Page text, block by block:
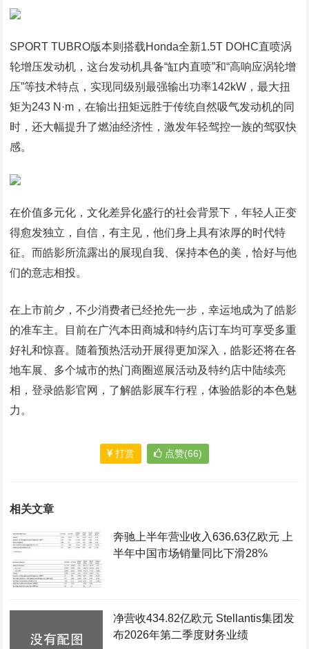
SPORT TUBRO版本则搭载Honda全新1.5T DOHC直喷涡
轮增压发动机，这台发动机具备“缸内直喷”和“高响应涡轮增
压”等技术特点，实现同级别最强输出功率142kW，最大扭
矩为243 N·m，在输出扭矩远胜于传统自然吸气发动机的同
时，还大幅提升了燃油经济性，激发年轻驾控一族的驾驭快
感。
在价值多元化，文化差异化盛行的社会背景下，年轻人正变
得愈发独立，自信，有主见，他们身上具有浓厚的时代特
征。而皓影所流露出的展现自我、保持本色的美，恰好与他
们的意志相投。
在上市前夕，不少消费者已经抢先一步，幸运地成为了皓影
的准车主。目前在广汽本田商城和特约店订车均可享受多重
好礼和惊喜。随着预热活动开展得更加深入，皓影还将在各
地车展、多个城市的热门商圈巡展活动及特约店中陆续亮
相，登录皓影官网，了解皓影展车行程，体验皓影的本色魅
力。
打赏 点赞(66)
相关文章
奔驰上半年营业收入636.63亿欧元 上
半年中国市场销量同比下滑28%
净营收434.82亿欧元 Stellantis集团发
布2026年第二季度财务业绩